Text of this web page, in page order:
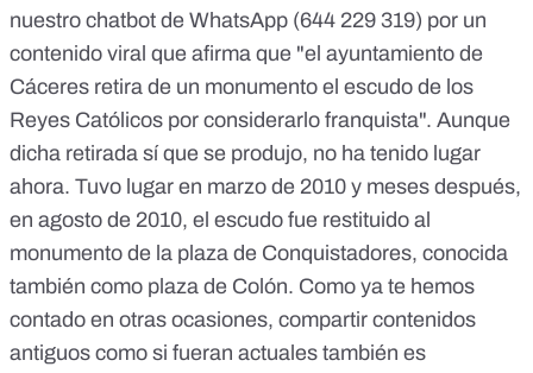
nuestro chatbot de WhatsApp (644 229 319) por un
contenido viral que afirma que "el ayuntamiento de
Cáceres retira de un monumento el escudo de los
Reyes Católicos por considerarlo franquista". Aunque
dicha retirada sí que se produjo, no ha tenido lugar
ahora. Tuvo lugar en marzo de 2010 y meses después,
en agosto de 2010, el escudo fue restituido al
monumento de la plaza de Conquistadores, conocida
también como plaza de Colón. Como ya te hemos
contado en otras ocasiones, compartir contenidos
antiguos como si fueran actuales también es